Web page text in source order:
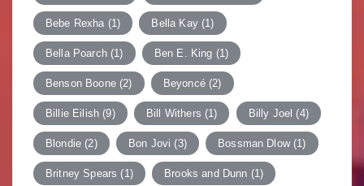
Bebe Rexha (1) Bella Kay(1)
Bella Poarch(1) Ben E. King (1)
Benson Boone(2) Beyoncé(2)
Billie Eilish (9) Bill Withers (1) Billy Joel (4)
Blondie (2) Bon Jovi (3) Bossman Dlow(1)
Britney Spears (1) Brooks and Dunn (1)